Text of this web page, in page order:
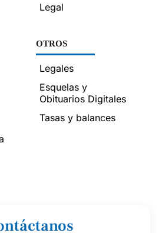
Legal
OTROS
Legales
Esquelas y
Obituarios Digitales
Tasas y balances